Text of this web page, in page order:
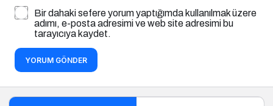
Bir dahaki sefere yorum yaptığımda kullanılmak üzere
adımı, e-posta adresimi ve web site adresimi bu
tarayıcıya kaydet.
YORUM GÖNDER